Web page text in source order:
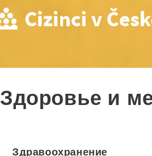
Здоровье и
Здравоохранение